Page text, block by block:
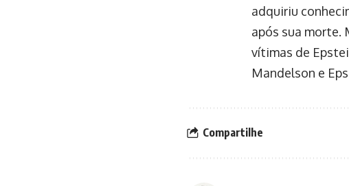
adquiriu
após sua morte.
vítimas de
Mandelson e
Compartilhe